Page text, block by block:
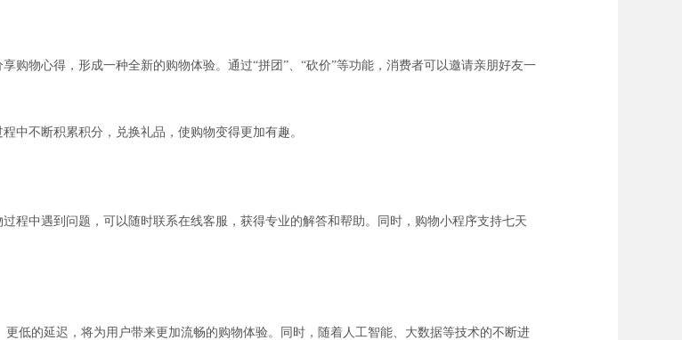
购物心得，形成一种全新的购物体验。通过“拼团”、“砍价”等功能，消费者可以邀请亲朋好友一
中不断积累积分，兑换礼品，使购物变得更加有趣。
程中遇到问题，可以随时联系在线客服，获得专业的解答和帮助。同时，购物小程序支持七天
低的延迟，将为用户带来更加流畅的购物体验。同时，随着人工智能、大数据等技术的不断进